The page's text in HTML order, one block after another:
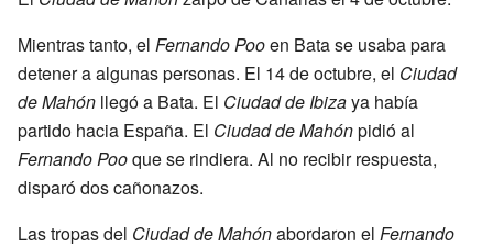
Mientras tanto, el Fernando Pooen Bata se usaba para
detener a algunas personas. El 14 de octubre, el Ciudad
de Mahón llegó a Bata. El Ciudad de Ibizaya había
partido hacia España. El Ciudad de Mahónpidió al
Fernando Pooque se rindiera. Al no recibir respuesta,
disparó dos cañonazos.
Las tropas del Ciudad de Mahónabordaron el Fernando